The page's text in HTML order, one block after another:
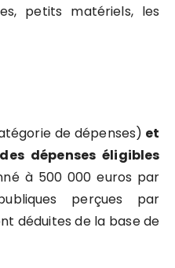
petits matériels, les
de dépenses) et
des dépenses éligibles
à 500 000 euros par
perçues par
déduites de la base de